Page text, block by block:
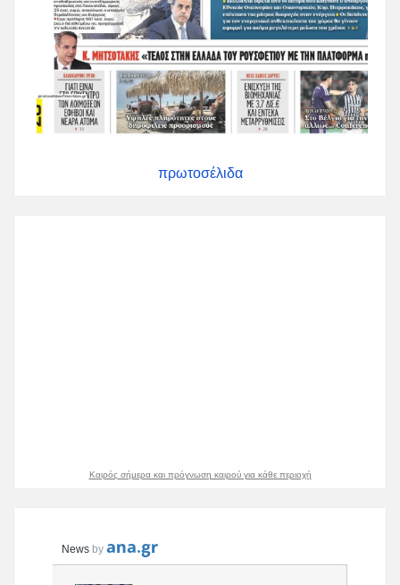
πρωτοσέλιδα
Καιρός σήμερα και πρόγνωση καιρού για κάθε περιοχή